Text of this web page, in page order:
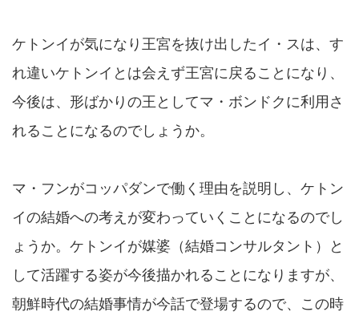
ケトンイが気になり王宮を抜け出したイ・スは、す
れ違いケトンイとは会えず王宮に戻ることになり、
今後は、形ばかりの王としてマ・ボンドクに利用さ
れることになるのでしょうか。
マ・フンがコッパダンで働く理由を説明し、ケトン
イの結婚への考えが変わっていくことになるのでし
ょうか。ケトンイが媒婆（結婚コンサルタント）と
して活躍する姿が今後描かれることになりますが、
朝鮮時代の結婚事情が今話で登場するので、この時